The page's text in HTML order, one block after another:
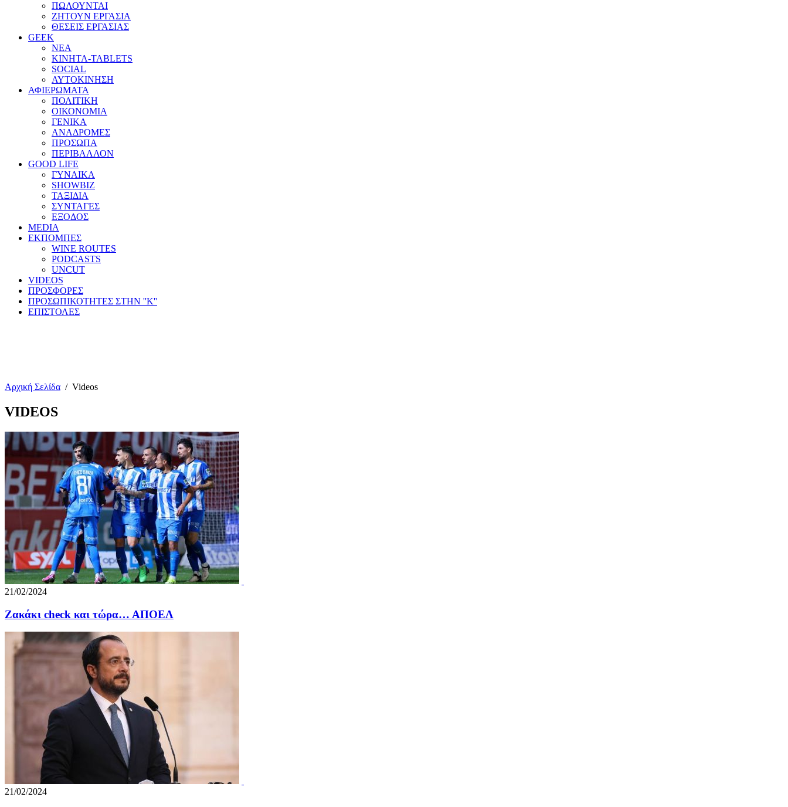
ΠΩΛΟΥΝΤΑΙ
ΖΗΤΟΥΝ ΕΡΓΑΣΙΑ
ΘΕΣΕΙΣ ΕΡΓΑΣΙΑΣ
GEEK
ΝΕΑ
ΚΙΝΗΤΑ-TABLETS
SOCIAL
ΑΥΤΟΚΙΝΗΣΗ
ΑΦΙΕΡΩΜΑΤΑ
ΠΟΛΙΤΙΚΗ
ΟΙΚΟΝΟΜΙΑ
ΓΕΝΙΚΑ
ΑΝΑΔΡΟΜΕΣ
ΠΡΟΣΩΠΑ
ΠΕΡΙΒΑΛΛΟΝ
GOOD LIFE
ΓΥΝΑΙΚΑ
SHOWBIZ
ΤΑΞΙΔΙΑ
ΣΥΝΤΑΓΕΣ
ΕΞΟΔΟΣ
MEDIA
ΕΚΠΟΜΠΕΣ
WINE ROUTES
PODCASTS
UNCUT
VIDEOS
ΠΡΟΣΦΟΡΕΣ
ΠΡΟΣΩΠΙΚΟΤΗΤΕΣ ΣΤΗΝ ''Κ''
ΕΠΙΣΤΟΛΕΣ
Αρχική Σελίδα / Videos
VIDEOS
21/02/2024
Ζακάκι check και τώρα… ΑΠΟΕΛ
21/02/2024